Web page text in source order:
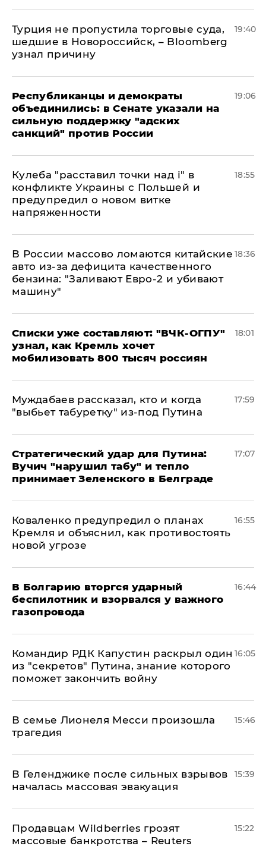
Турция не пропустила торговые суда,
шедшие в Новороссийск, – Bloomberg
узнал причину
19:40
Республиканцы и демократы
объединились: в Сенате указали на
сильную поддержку "адских
санкций" против России
19:06
Кулеба "расставил точки над і" в
конфликте Украины с Польшей и
предупредил о новом витке
напряженности
18:55
В России массово ломаются китайские
авто из-за дефицита качественного
бензина: "Заливают Евро-2 и убивают
машину"
18:36
Списки уже составляют: "ВЧК-ОГПУ"
узнал, как Кремль хочет
мобилизовать 800 тысяч россиян
18:01
Муждабаев рассказал, кто и когда
"выбьет табуретку" из-под Путина
17:59
Стратегический удар для Путина:
Вучич "нарушил табу" и тепло
принимает Зеленского в Белграде
17:07
Коваленко предупредил о планах
Кремля и объяснил, как противостоять
новой угрозе
16:55
В Болгарию вторгся ударный
беспилотник и взорвался у важного
газопровода
16:44
Командир РДК Капустин раскрыл один
из "секретов" Путина, знание которого
поможет закончить войну
16:05
В семье Лионеля Месси произошла
трагедия
15:46
В Геленджике после сильных взрывов
началась массовая эвакуация
15:39
Продавцам Wildberries грозят
массовые банкротства – Reuters
15:22